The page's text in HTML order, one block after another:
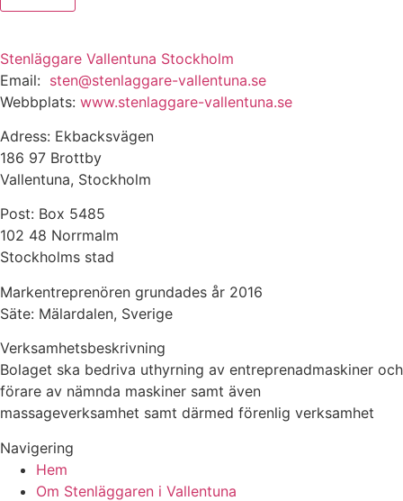
Stenläggare Vallentuna Stockholm
Email: sten@stenlaggare-vallentuna.se
Webbplats: www.stenlaggare-vallentuna.se
Adress: Ekbacksvägen
186 97 Brottby
Vallentuna, Stockholm
Post: Box 5485
102 48 Norrmalm
Stockholms stad
Markentreprenören grundades år 2016
Säte: Mälardalen, Sverige
Verksamhetsbeskrivning
Bolaget ska bedriva uthyrning av entreprenadmaskiner och
förare av nämnda maskiner samt även
massageverksamhet samt därmed förenlig verksamhet
Navigering
Hem
Om Stenläggaren i Vallentuna